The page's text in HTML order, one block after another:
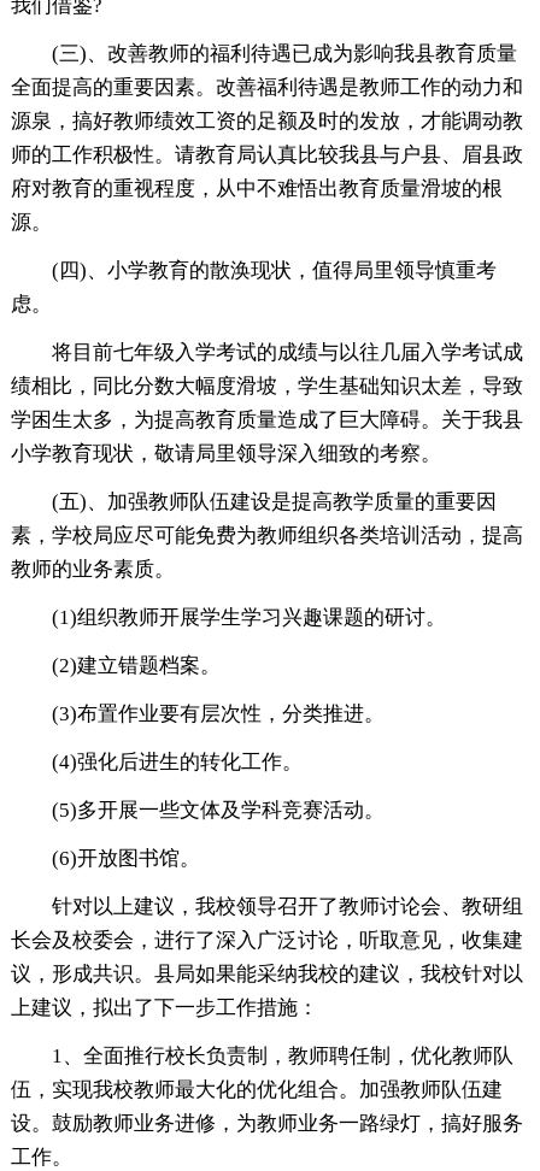
我们借鉴?
(三)、改善教师的福利待遇已成为影响我县教育质量
全面提高的重要因素。改善福利待遇是教师工作的动力和
源泉，搞好教师绩效工资的足额及时的发放，才能调动教
师的工作积极性。请教育局认真比较我县与户县、眉县政
府对教育的重视程度，从中不难悟出教育质量滑坡的根
源。
(四)、小学教育的散涣现状，值得局里领导慎重考
虑。
将目前七年级入学考试的成绩与以往几届入学考试成
绩相比，同比分数大幅度滑坡，学生基础知识太差，导致
学困生太多，为提高教育质量造成了巨大障碍。关于我县
小学教育现状，敬请局里领导深入细致的考察。
(五)、加强教师队伍建设是提高教学质量的重要因
素，学校局应尽可能免费为教师组织各类培训活动，提高
教师的业务素质。
(1)组织教师开展学生学习兴趣课题的研讨。
(2)建立错题档案。
(3)布置作业要有层次性，分类推进。
(4)强化后进生的转化工作。
(5)多开展一些文体及学科竞赛活动。
(6)开放图书馆。
针对以上建议，我校领导召开了教师讨论会、教研组
长会及校委会，进行了深入广泛讨论，听取意见，收集建
议，形成共识。县局如果能采纳我校的建议，我校针对以
上建议，拟出了下一步工作措施：
1、全面推行校长负责制，教师聘任制，优化教师队
伍，实现我校教师最大化的优化组合。加强教师队伍建
设。鼓励教师业务进修，为教师业务一路绿灯，搞好服务
工作。